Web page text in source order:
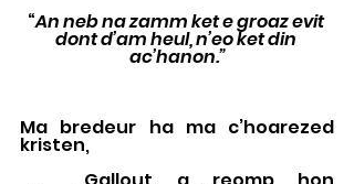
“An neb na zamm ket e groaz evit
dont d’am heul, n’eo ket din
ac’hanon.”
Ma bredeur ha ma c’hoarezed
kristen,